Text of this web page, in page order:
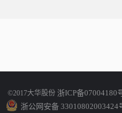
©2017大华股份 浙ICP备07004180
浙公网安备 33010802003424